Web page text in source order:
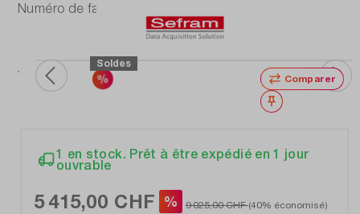
Numéro de fabrication : DT1685_2001_L
Soldes
Comparer
Noter
1 en stock. Prêt à être expédié en 1 jour
ouvrable
5 415,00 CHF % 9 025,00 CHF(40% économisé)